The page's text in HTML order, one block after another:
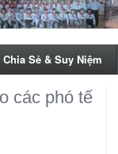
Chia Sẻ & Suy Niệm
các phó tế